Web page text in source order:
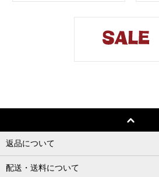
返品について
配送・送料について